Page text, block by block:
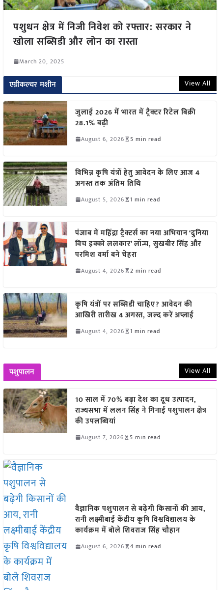
पशुधन क्षेत्र में निजी निवेश को रफ्तार: सरकार ने
खोला सब्सिडी और लोन का रास्ता
March 20, 2025
एग्रीकल्चर मशीन View All
जुलाई 2026 में भारत में ट्रैक्टर रिटेल बिक्री
28.1% बढ़ी
August 6, 2026 5 min read
विभिन्न कृषि यंत्रों हेतु आवेदन के लिए आज 4
अगस्त तक अंतिम तिथि
August 5, 2026 1 min read
पंजाब में महिंद्रा ट्रैक्टर्स का नया अभियान ‘दुनिया
विच इक्को ललकार’ लॉन्च, सुखबीर सिंह और
परमिश वर्मा बने चेहरा
August 4, 2026 2 min read
कृषि यंत्रों पर सब्सिडी चाहिए? आवेदन की
आखिरी तारीख 4 अगस्त, जल्द करें अप्लाई
August 4, 2026 1 min read
पशुपालन View All
10 साल में 70% बढ़ा देश का दूध उत्पादन,
राज्यसभा में ललन सिंह ने गिनाईं पशुपालन क्षेत्र
की उपलब्धियां
August 7, 2026 5 min read
वैज्ञानिक पशुपालन से बढ़ेगी किसानों की आय,
रानी लक्ष्मीबाई केंद्रीय कृषि विश्वविद्यालय के
कार्यक्रम में बोले शिवराज सिंह चौहान
August 6, 2026 4 min read